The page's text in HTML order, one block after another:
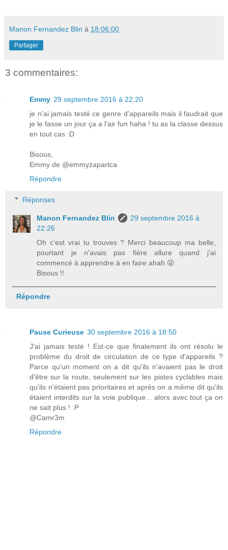
Manon Fernandez Blin à 18:06:00
Partager
3 commentaires:
Emmy 29 septembre 2016 à 22:20
je n'ai jamais testé ce genre d'appareils mais il faudrait que
je le fasse un jour ça a l'air fun haha ! tu as la classe dessus
en tout cas :D
Bisous,
Emmy de @emmyzapartca
Répondre
Réponses
Manon Fernandez Blin
29 septembre 2016 à
22:26
Oh c'est vrai tu trouves ? Merci beaucoup ma belle,
pourtant je n'avais pas fière allure quand j'ai
commencé à apprendre à en faire ahah 😜
Bisous !!
Répondre
Pause Curieuse 30 septembre 2016 à 18:50
J'ai jamais testé ! Est-ce que finalement ils ont résolu le
problème du droit de circulation de ce type d'appareils ?
Parce qu'un moment on a dit qu'ils n'avaient pas le droit
d'être sur la route, seulement sur les pistes cyclables mais
qu'ils n'étaient pas prioritaires et après on a même dit qu'ils
étaient interdits sur la voie publique... alors avec tout ça on
ne sait plus ! :P
@Camr3m
Répondre